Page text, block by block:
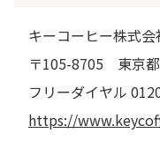
キーコーヒー株式
〒105-8705 東京
フリーダイヤル
https://